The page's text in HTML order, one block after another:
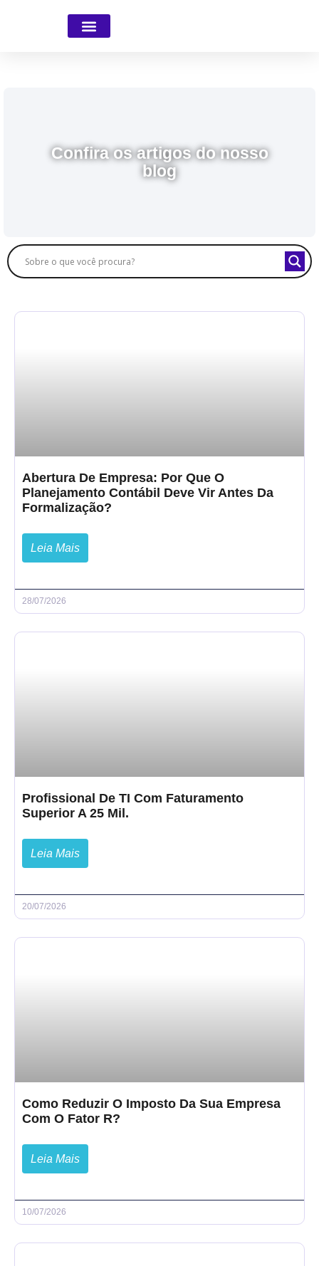
Confira os artigos do nosso
blog
Abertura De Empresa: Por Que O
Planejamento Contábil Deve Vir Antes Da
Formalização?
Leia Mais
28/07/2026
Profissional De TI Com Faturamento
Superior A 25 Mil.
Leia Mais
20/07/2026
Como Reduzir O Imposto Da Sua Empresa
Com O Fator R?
Leia Mais
10/07/2026